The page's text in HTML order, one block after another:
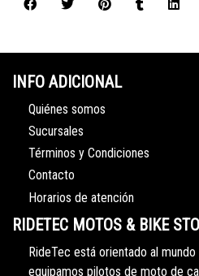
INFO ADICIONAL
Quiénes somos
Sucursales
Términos y Condiciones
Contacto
Horarios de atención
RIDETEC MOTOS & BIKE
RideTec está orientado al
equipamos pilotos de moto de